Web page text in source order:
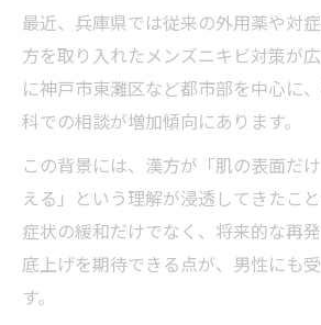
最近、兵庫県では従来の外用薬や対
方を取り入れたメンズニキビ対策が
に神戸市東灘区など都市部を中心に
科での相談が増加傾向にあります。
この背景には、漢方が「肌の表面だ
える」という理解が浸透してきたこと
症状の緩和だけでなく、将来的な再
底上げを期待できる点が、男性にも
す。